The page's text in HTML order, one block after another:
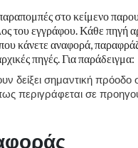
στο κείμενο
του εγγράφου. Κάθε πηγή
κάνετε αναφορά,
πηγές. Για παράδειγμα:
δείξει σημαντική πρόοδο
περιγράφεται σε